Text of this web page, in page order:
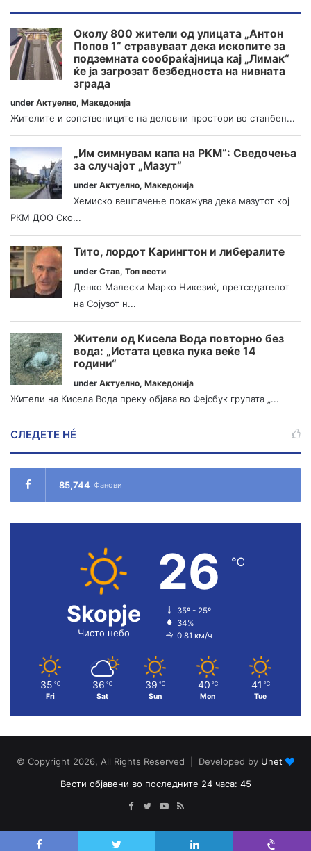
Околу 800 жители од улицата „Антон
Попов 1“ стравуваат дека ископите за
подземната сообраќајница кај „Лимак“
ќе ја загрозат безбедноста на нивната
зграда
under Актуелно, Македонија
Жителите и сопствениците на деловни простори во станбен...
„Им симнувам капа на РКМ“: Сведочења
за случајот „Мазут“
under Актуелно, Македонија
Хемиско вештачење покажува дека мазутот кој
РКМ ДОО Ско...
Тито, лордот Карингтон и либералите
under Став, Топ вести
Денко Малески Марко Никезиќ, претседателот
на Сојузот н...
Жители од Кисела Вода повторно без
вода: „Истата цевка пука веќе 14
години“
under Актуелно, Македонија
Жители на Кисела Вода преку објава во Фејсбук групата „...
СЛЕДЕТЕ НÉ
85,744 Фанови
Skopje
Чисто небо
26 ℃
35º - 25º
34%
0.81 км/ч
35 ℃
Fri
36 ℃
Sat
39 ℃
Sun
40 ℃
Mon
41 ℃
Tue
© Copyright 2026, All Rights Reserved | Developed by Unet
Вести објавени во последните 24 часа: 45
Facebook
TwitterYouTube
RSS